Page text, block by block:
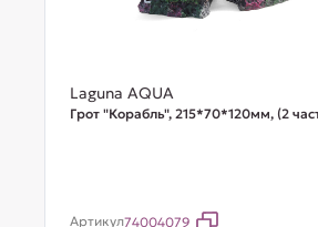
Laguna AQUA
Грот "Корабль", 215*70*120мм, (2
Артикул74004079